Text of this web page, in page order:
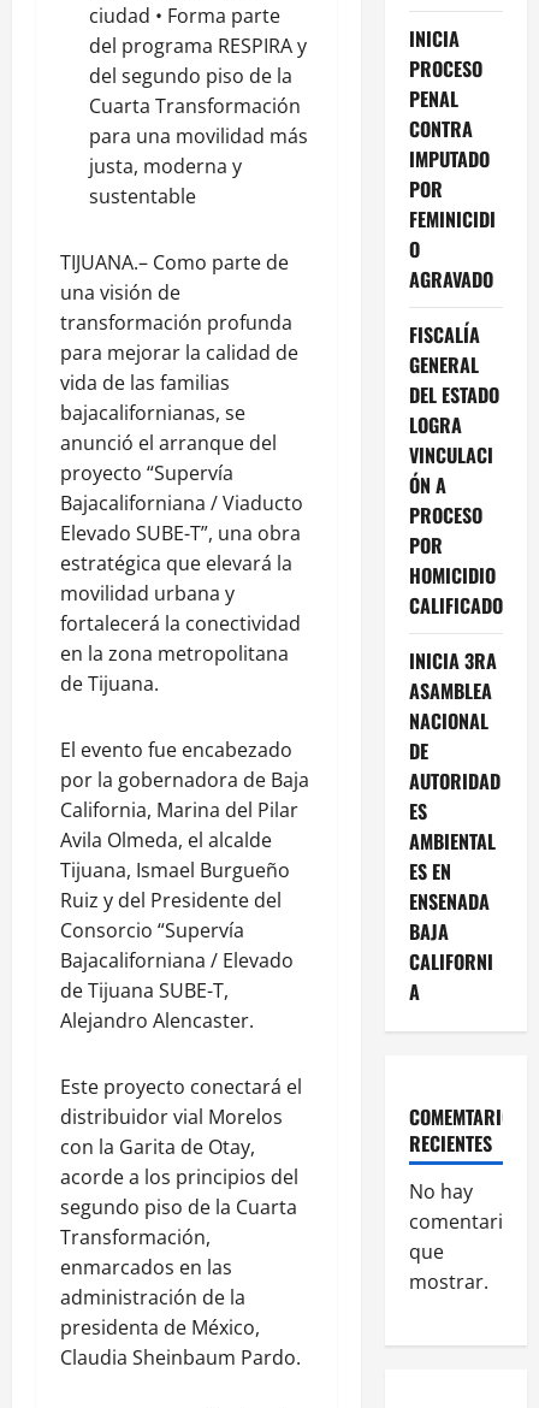
ciudad • Forma parte
del programa RESPIRA y
del segundo piso de la
Cuarta Transformación
para una movilidad más
justa, moderna y
sustentable
TIJUANA.– Como parte de
una visión de
transformación profunda
para mejorar la calidad de
vida de las familias
bajacalifornianas, se
anunció el arranque del
proyecto “Supervía
Bajacaliforniana / Viaducto
Elevado SUBE-T”, una obra
estratégica que elevará la
movilidad urbana y
fortalecerá la conectividad
en la zona metropolitana
de Tijuana.
El evento fue encabezado
por la gobernadora de Baja
California, Marina del Pilar
Avila Olmeda, el alcalde
Tijuana, Ismael Burgueño
Ruiz y del Presidente del
Consorcio “Supervía
Bajacaliforniana / Elevado
de Tijuana SUBE-T,
Alejandro Alencaster.
Este proyecto conectará el
distribuidor vial Morelos
con la Garita de Otay,
acorde a los principios del
segundo piso de la Cuarta
Transformación,
enmarcados en las
administración de la
presidenta de México,
Claudia Sheinbaum Pardo.
INICIA
PROCESO
PENAL
CONTRA
IMPUTADO
POR
FEMINICIDI
O
AGRAVADO
FISCALÍA
GENERAL
DEL ESTADO
LOGRA
VINCULACI
ÓN A
PROCESO
POR
HOMICIDIO
CALIFICADO
INICIA 3RA
ASAMBLEA
NACIONAL
DE
AUTORIDAD
ES
AMBIENTAL
ES EN
ENSENADA
BAJA
CALIFORNI
A
COMEMTARIOS
RECIENTES
No hay
comentarios
que
mostrar.